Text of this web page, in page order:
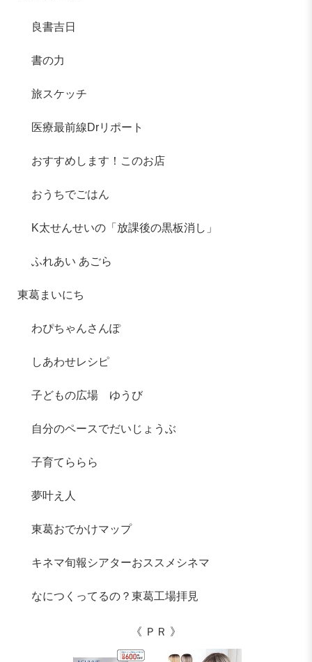
良書吉日
書の力
旅スケッチ
医療最前線Drリポート
おすすめします！このお店
おうちでごはん
K太せんせいの「放課後の黒板消し」
ふれあい あごら
東葛まいにち
わぴちゃんさんぽ
しあわせレシピ
子どもの広場 ゆうび
自分のペースでだいじょうぶ
子育てららら
夢叶え人
東葛おでかけマップ
キネマ旬報シアターおススメシネマ
なにつくってるの？東葛工場拝見
《 ＰＲ 》